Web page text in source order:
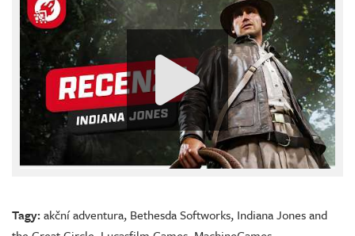
Tagy:akční adventura, Bethesda Softworks, Indiana Jones and